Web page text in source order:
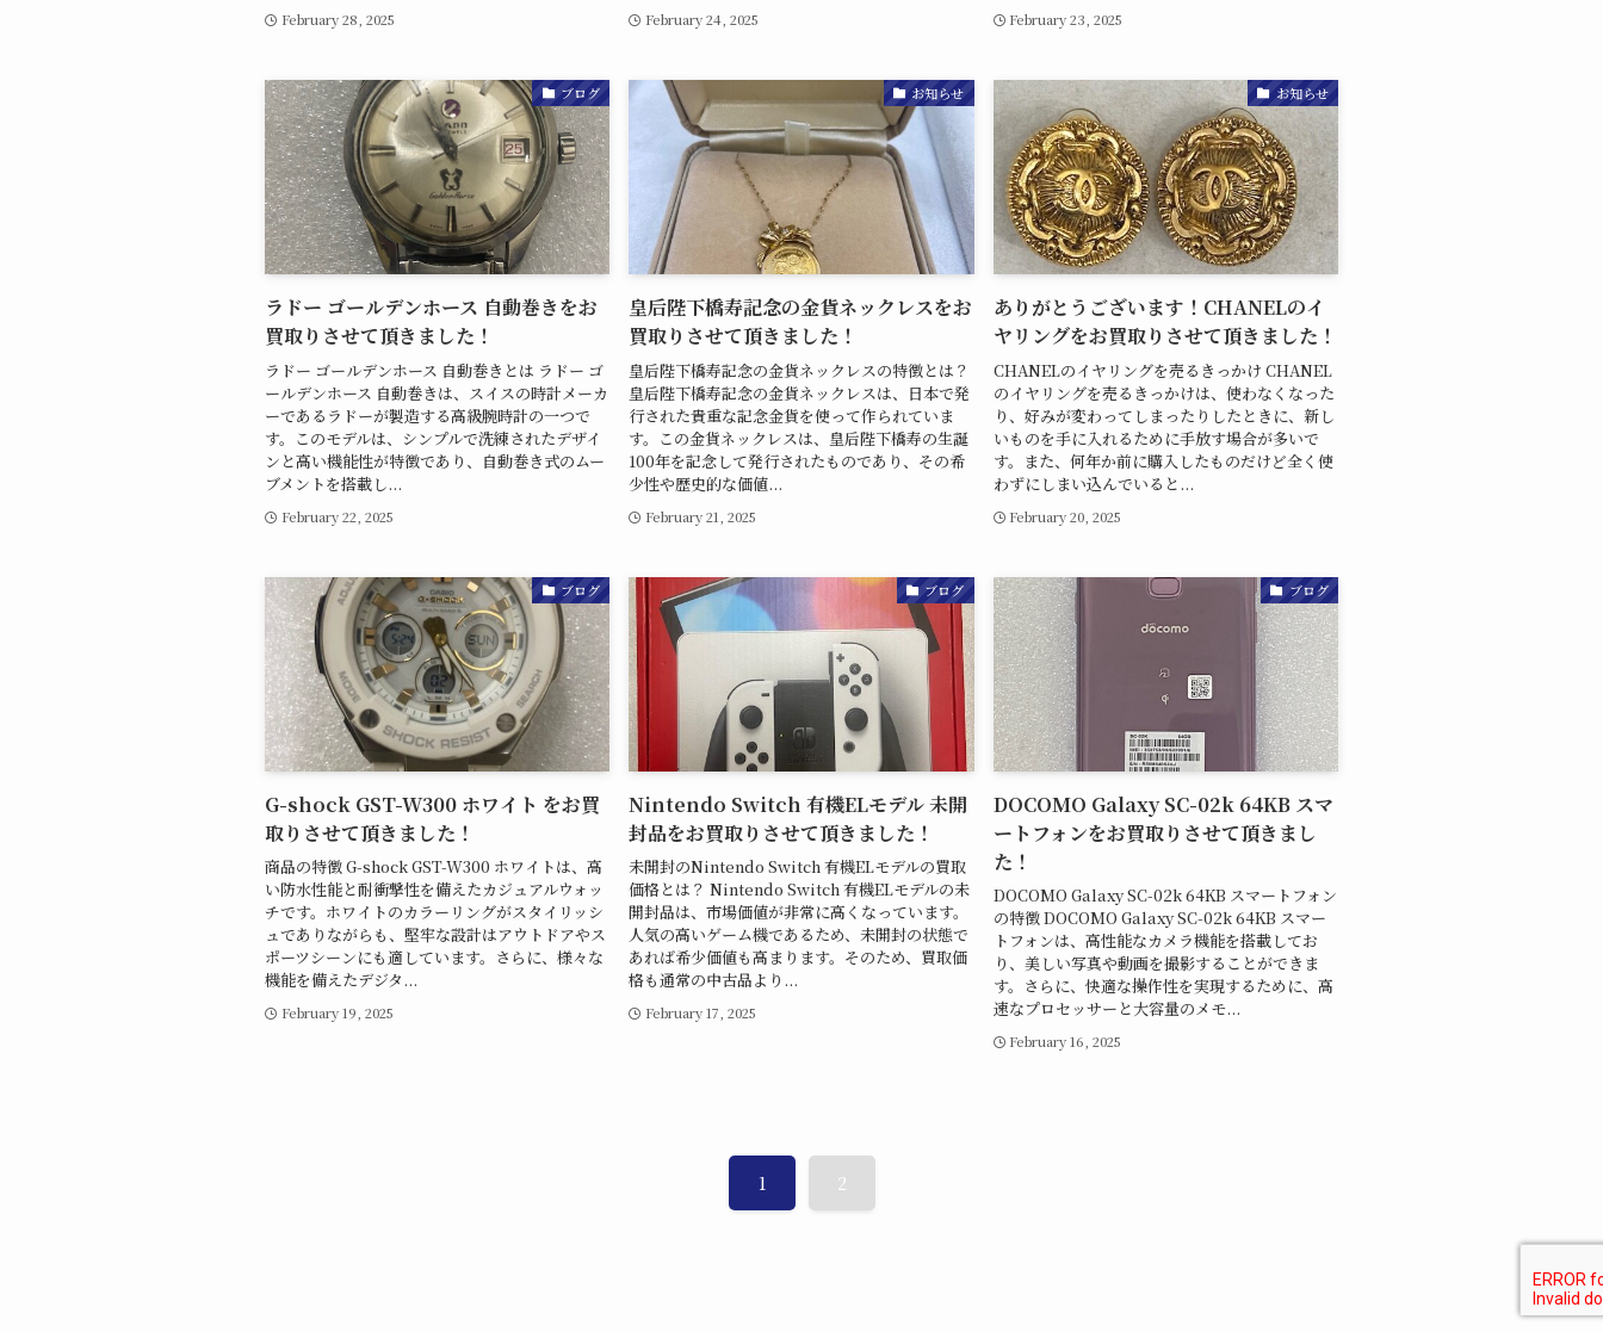
February 28, 2025 February 24, 2025 February 23, 2025
ブログ
ラドー ゴールデンホース 自動巻きをお
買取りさせて頂きました！
ラドー ゴールデンホース 自動巻きとは ラドー ゴ
ールデンホース 自動巻きは、スイスの時計メーカ
ーであるラドーが製造する高級腕時計の一つで
す。このモデルは、シンプルで洗練されたデザイ
ンと高い機能性が特徴であり、自動巻き式のムー
ブメントを搭載し...
February 22, 2025
お知らせ
皇后陛下橋寿記念の金貨ネックレスをお
買取りさせて頂きました！
皇后陛下橋寿記念の金貨ネックレスの特徴とは？
皇后陛下橋寿記念の金貨ネックレスは、日本で発
行された貴重な記念金貨を使って作られていま
す。この金貨ネックレスは、皇后陛下橋寿の生誕
100年を記念して発行されたものであり、その希
少性や歴史的な価値...
February 21, 2025
お知らせ
ありがとうございます！CHANELのイ
ヤリングをお買取りさせて頂きました！
CHANELのイヤリングを売るきっかけ CHANEL
のイヤリングを売るきっかけは、使わなくなった
り、好みが変わってしまったりしたときに、新し
いものを手に入れるために手放す場合が多いで
す。また、何年か前に購入したものだけど全く使
わずにしまい込んでいると...
February 20, 2025
ブログ
G-shock GST-W300 ホワイト をお買
取りさせて頂きました！
商品の特徴 G-shock GST-W300 ホワイトは、高
い防水性能と耐衝撃性を備えたカジュアルウォッ
チです。ホワイトのカラーリングがスタイリッシ
ュでありながらも、堅牢な設計はアウトドアやス
ポーツシーンにも適しています。さらに、様々な
機能を備えたデジタ...
February 19, 2025
ブログ
Nintendo Switch 有機ELモデル 未開
封品をお買取りさせて頂きました！
未開封のNintendo Switch 有機ELモデルの買取
価格とは？ Nintendo Switch 有機ELモデルの未
開封品は、市場価値が非常に高くなっています。
人気の高いゲーム機であるため、未開封の状態で
あれば希少価値も高まります。そのため、買取価
格も通常の中古品より...
February 17, 2025
ブログ
DOCOMO Galaxy SC-02k 64KB スマ
ートフォンをお買取りさせて頂きまし
た！
DOCOMO Galaxy SC-02k 64KB スマートフォン
の特徴 DOCOMO Galaxy SC-02k 64KB スマー
トフォンは、高性能なカメラ機能を搭載してお
り、美しい写真や動画を撮影することができま
す。さらに、快適な操作性を実現するために、高
速なプロセッサーと大容量のメモ...
February 16, 2025
1 2